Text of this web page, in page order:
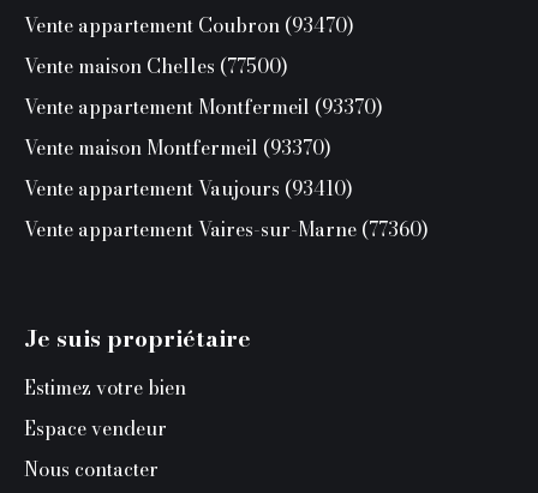
Vente appartement Coubron (93470)
Vente maison Chelles (77500)
Vente appartement Montfermeil (93370)
Vente maison Montfermeil (93370)
Vente appartement Vaujours (93410)
Vente appartement Vaires-sur-Marne (77360)
Je suis propriétaire
Estimez votre bien
Espace vendeur
Nous contacter